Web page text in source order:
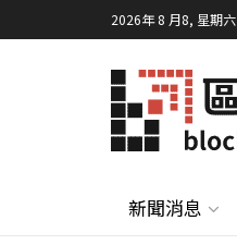
2026年 8 月8, 星期六
新聞消息